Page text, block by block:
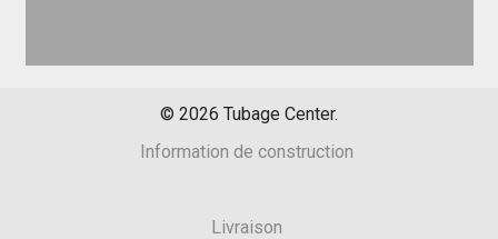
© 2026 Tubage Center.
Information de construction
Livraison